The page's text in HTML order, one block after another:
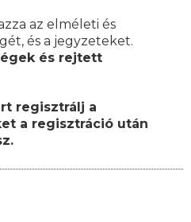
az elméleti és
és a jegyzeteket.
és rejtett
regisztrálj a
a regisztráció után